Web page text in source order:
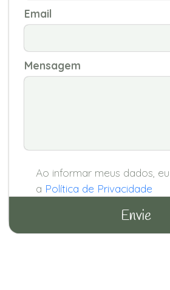
Email
Mensagem
Ao informar meus dados,
a Política de Privacidade